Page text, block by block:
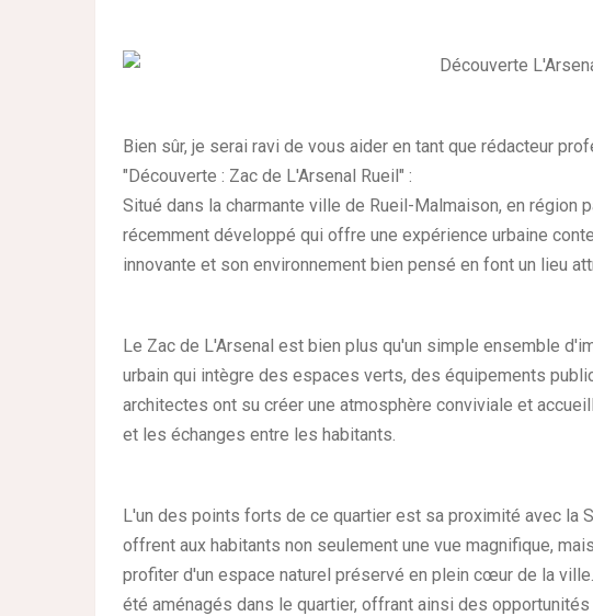
Bien sûr, je serai ravi de vous aider en tant que rédacteur
"Découverte : Zac de L'Arsenal Rueil" :
Situé dans la charmante ville de Rueil-Malmaison, en région
récemment développé qui offre une expérience urbaine
innovante et son environnement bien pensé en font un lieu
Le Zac de L'Arsenal est bien plus qu'un simple ensemble
urbain qui intègre des espaces verts, des équipements
architectes ont su créer une atmosphère conviviale et
et les échanges entre les habitants.
L'un des points forts de ce quartier est sa proximité avec la
offrent aux habitants non seulement une vue magnifique,
profiter d'un espace naturel préservé en plein cœur de la
été aménagés dans le quartier, offrant ainsi des